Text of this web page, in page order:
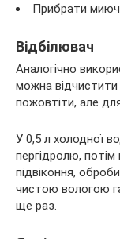
Прибрати
Відбілювач
Аналогічно
можна відчистити
пожовтіти, але
У 0,5 л холодної
пергідролю,
підвіконня,
чистою вологою
ще раз.